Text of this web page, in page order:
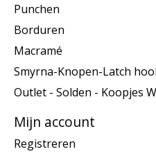
Punchen
Borduren
Macramé
Smyrna-Knopen-Latch
Outlet - Solden - Koopjes
Mijn account
Registreren